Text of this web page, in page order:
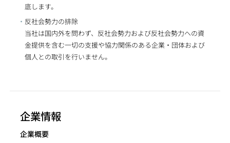
底します。
反社会勢力の排除
当社は国内外を問わず、反社会勢力および反社会勢力への資
金提供を含む一切の支援や協力関係のある企業・団体および
個人との取引を行いません。
企業情報
企業概要